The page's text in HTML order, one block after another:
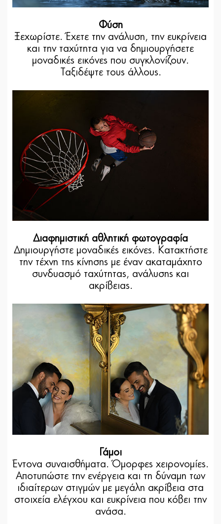
Φύση
Ξεχωρίστε. Έχετε την ανάλυση, την ευκρίνεια
και την ταχύτητα για να δημιουργήσετε
μοναδικές εικόνες που συγκλονίζουν.
Ταξιδέψτε τους άλλους.
Διαφημιστική αθλητική φωτογραφία
Δημιουργήστε μοναδικές εικόνες. Κατακτήστε
την τέχνη της κίνησης με έναν ακαταμάχητο
συνδυασμό ταχύτητας, ανάλυσης και
ακρίβειας.
Γάμοι
Έντονα συναισθήματα. Όμορφες χειρονομίες.
Αποτυπώστε την ενέργεια και τη δύναμη των
ιδιαίτερων στιγμών με μεγάλη ακρίβεια στα
στοιχεία ελέγχου και ευκρίνεια που κόβει την
ανάσα.